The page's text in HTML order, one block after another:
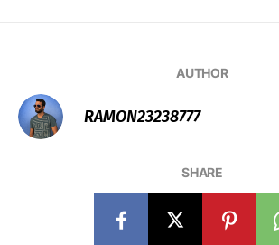
AUTHOR
RAMON23238777
SHARE